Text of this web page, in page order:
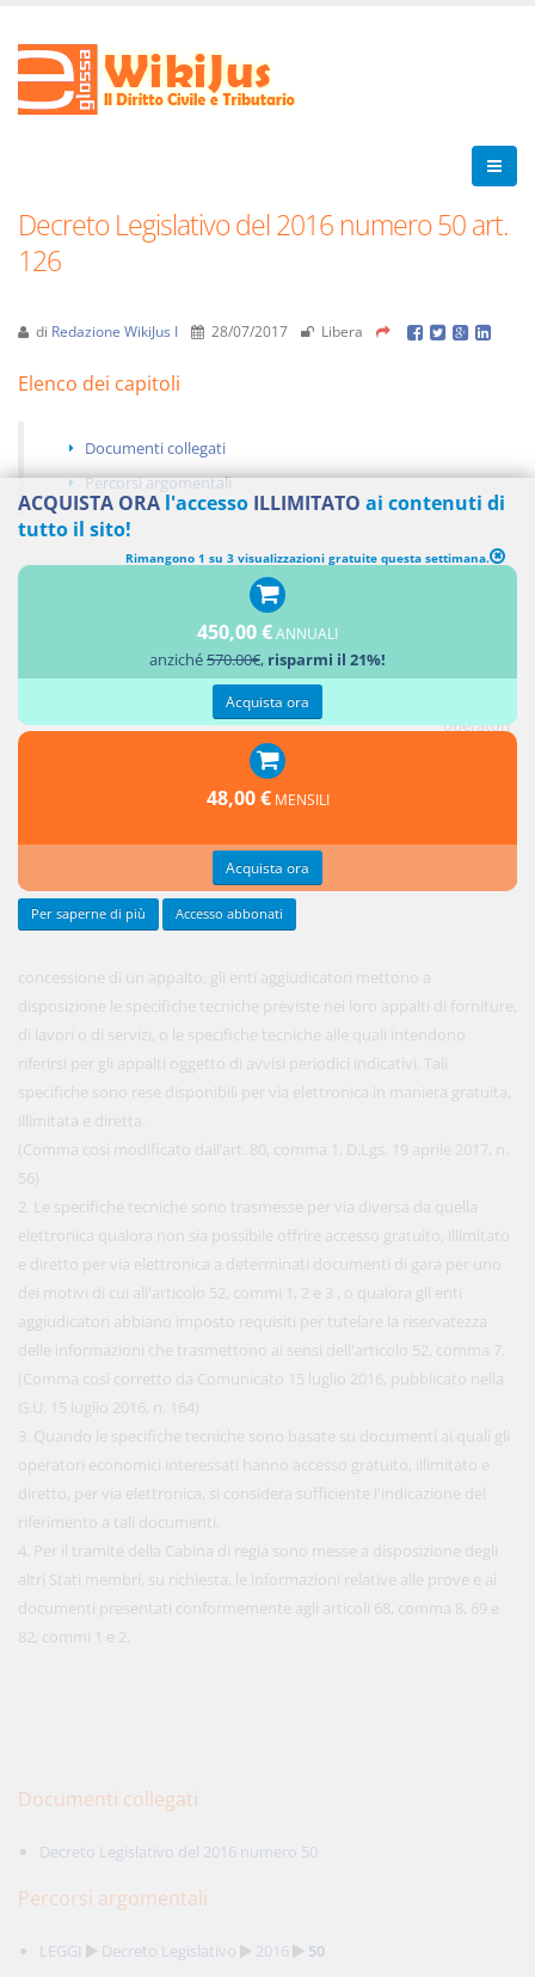
Decreto Legislativo del 2016 numero 50 art.
126
di Redazione WikiJus I 28/07/2017 Libera
Elenco dei capitoli
Documenti collegati
Percorsi argomentali
COMUNICAZIONE DELLE SPECIFICHE TECNICHE
operatori
concessione di un appalto, gli enti aggiudicatori mettono a
disposizione le specifiche tecniche previste nei loro appalti di forniture,
di lavori o di servizi, o le specifiche tecniche alle quali intendono
riferirsi per gli appalti oggetto di avvisi periodici indicativi. Tali
specifiche sono rese disponibili per via elettronica in maniera gratuita,
illimitata e diretta.
(Comma così modificato dall’art. 80, comma 1, D.Lgs. 19 aprile 2017, n.
56)
2. Le specifiche tecniche sono trasmesse per via diversa da quella
elettronica qualora non sia possibile offrire accesso gratuito, illimitato
e diretto per via elettronica a determinati documenti di gara per uno
dei motivi di cui all'articolo 52, commi 1, 2 e 3 , o qualora gli enti
aggiudicatori abbiano imposto requisiti per tutelare la riservatezza
delle informazioni che trasmettono ai sensi dell'articolo 52, comma 7.
(Comma così corretto da Comunicato 15 luglio 2016, pubblicato nella
G.U. 15 luglio 2016, n. 164)
3. Quando le specifiche tecniche sono basate su documenti ai quali gli
operatori economici interessati hanno accesso gratuito, illimitato e
diretto, per via elettronica, si considera sufficiente l'indicazione del
riferimento a tali documenti.
4. Per il tramite della Cabina di regia sono messe a disposizione degli
altri Stati membri, su richiesta, le informazioni relative alle prove e ai
documenti presentati conformemente agli articoli 68, comma 8, 69 e
82, commi 1 e 2.
Documenti collegati
Decreto Legislativo del 2016 numero 50
Percorsi argomentali
LEGGI Decreto Legislativo 2016 50
ACQUISTA ORA l'accesso ILLIMITATO ai contenuti di
tutto il sito!
Rimangono 1 su 3 visualizzazioni gratuite questa settimana.
450,00 €ANNUALI
anziché570.00€, risparmi il 21%!
Acquista ora
48,00 € MENSILI
Acquista ora
Per saperne di più Accesso abbonati